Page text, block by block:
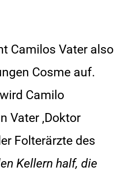
Camilos Vater also
Cosme auf.
Camilo
Vater ‚Doktor
Folterärzte des
Kellern half, die